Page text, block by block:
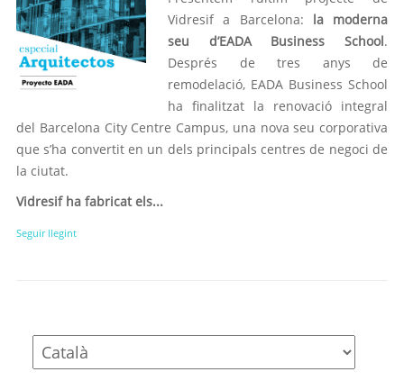
Vidresif a Barcelona: la moderna
seu d’EADA Business School.
Després de tres anys de
remodelació, EADA Business School
ha finalitzat la renovació integral
del Barcelona City Centre Campus, una nova seu corporativa
que s’ha convertit en un dels principals centres de negoci de
la ciutat.
Vidresif ha fabricat els...
Seguir llegint